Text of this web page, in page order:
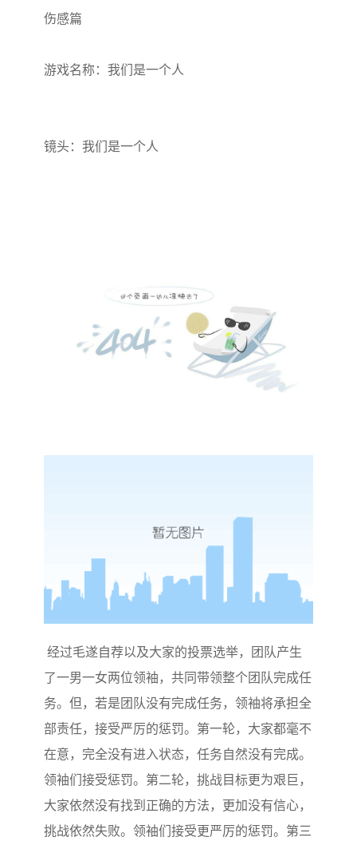
伤感篇
游戏名称：我们是一个人
镜头：我们是一个人
经过毛遂自荐以及大家的投票选举，团队产生
了一男一女两位领袖，共同带领整个团队完成任
务。但，若是团队没有完成任务，领袖将承担全
部责任，接受严厉的惩罚。第一轮，大家都毫不
在意，完全没有进入状态，任务自然没有完成。
领袖们接受惩罚。第二轮，挑战目标更为艰巨，
大家依然没有找到正确的方法，更加没有信心，
挑战依然失败。领袖们接受更严厉的惩罚。第三